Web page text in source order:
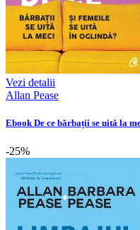
Vezi detalii
Allan Pease
Ebook De ce bărbații se uită la
-25%